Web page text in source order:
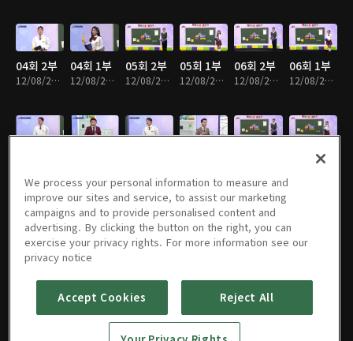
04회 2부
12/08/2023 • 52분
04회 1부
12/08/2023 • 52분
05회 2부
12/08/2023 • 51분
05회 1부
12/08/2023 • 51분
06회 2부
12/08/2023 • 51분
06회 1부
12/08/2023 • 51분
09회 1부
10회 2부
12/08/2023 • 51분
10회 1부 11회 2부 11회 1부 12회 2부 12회 1부
We process your personal information to measure and
improve our sites and service, to assist our marketing
campaigns and to provide personalised content and
advertising. By clicking the button on the right, you can
exercise your privacy rights. For more information see our
privacy notice
Accept Cookies Reject All